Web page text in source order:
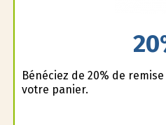
Bénéficiez de 20% de
votre panier.